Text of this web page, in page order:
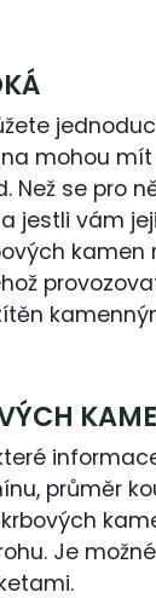
mohou
Než se pro
jestli vám
kamen
průměr
Je